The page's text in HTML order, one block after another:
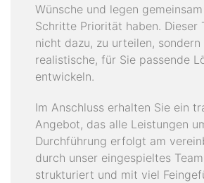
Wünsche und legen
Schritte Priorität haben. Dieser
nicht dazu, zu urteilen, sondern
realistische, für Sie passende
entwickeln.
Im Anschluss erhalten Sie ein
Angebot, das alle Leistungen
Durchführung erfolgt am
durch unser eingespieltes
strukturiert und mit viel